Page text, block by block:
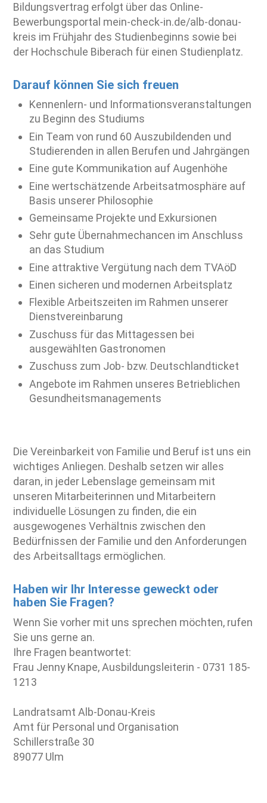
Bildungsvertrag erfolgt über das Online-
Bewerbungsportal mein-check-in.de/alb-donau-
kreis im Frühjahr des Studienbeginns sowie bei
der Hochschule Biberach für einen Studienplatz.
Darauf können Sie sich freuen
Kennenlern- und Informationsveranstaltungen
zu Beginn des Studiums
Ein Team von rund 60 Auszubildenden und
Studierenden in allen Berufen und Jahrgängen
Eine gute Kommunikation auf Augenhöhe
Eine wertschätzende Arbeitsatmosphäre auf
Basis unserer Philosophie
Gemeinsame Projekte und Exkursionen
Sehr gute Übernahmechancen im Anschluss
an das Studium
Eine attraktive Vergütung nach dem TVAöD
Einen sicheren und modernen Arbeitsplatz
Flexible Arbeitszeiten im Rahmen unserer
Dienstvereinbarung
Zuschuss für das Mittagessen bei
ausgewählten Gastronomen
Zuschuss zum Job- bzw. Deutschlandticket
Angebote im Rahmen unseres Betrieblichen
Gesundheitsmanagements
Die Vereinbarkeit von Familie und Beruf ist uns ein
wichtiges Anliegen. Deshalb setzen wir alles
daran, in jeder Lebenslage gemeinsam mit
unseren Mitarbeiterinnen und Mitarbeitern
individuelle Lösungen zu finden, die ein
ausgewogenes Verhältnis zwischen den
Bedürfnissen der Familie und den Anforderungen
des Arbeitsalltags ermöglichen.
Haben wir Ihr Interesse geweckt oder
haben Sie Fragen?
Wenn Sie vorher mit uns sprechen möchten, rufen
Sie uns gerne an.
Ihre Fragen beantwortet:
Frau Jenny Knape, Ausbildungsleiterin - 0731 185-
1213
Landratsamt Alb-Donau-Kreis
Amt für Personal und Organisation
Schillerstraße 30
89077 Ulm